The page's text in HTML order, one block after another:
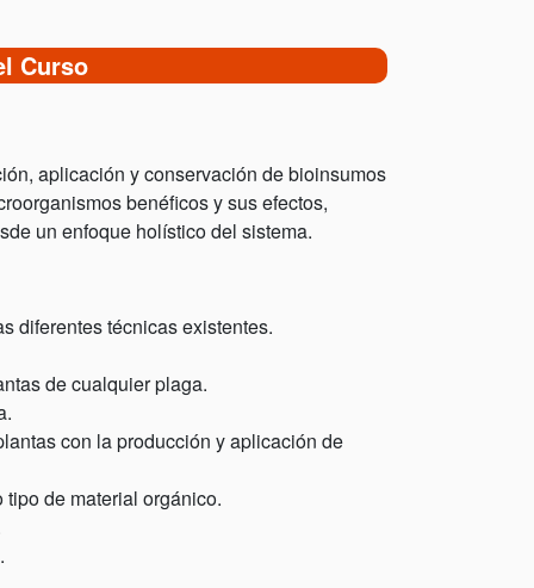
Curso
aplicación y conservación de bioinsumos
benéficos y sus efectos,
un enfoque holístico del sistema.
diferentes técnicas existentes.
de cualquier plaga.
con la producción y aplicación de
de material orgánico.